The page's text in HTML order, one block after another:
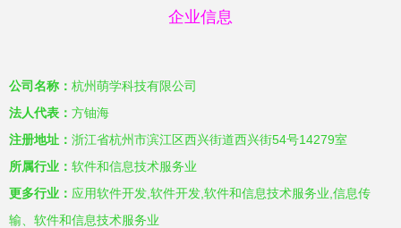
企业信息
公司名称： 杭州萌学科技有限公司
法人代表： 方铀海
注册地址： 浙江省杭州市滨江区西兴街道西兴街54号14279室
所属行业： 软件和信息技术服务业
更多行业： 应用软件开发,软件开发,软件和信息技术服务业,信息传
输、软件和信息技术服务业